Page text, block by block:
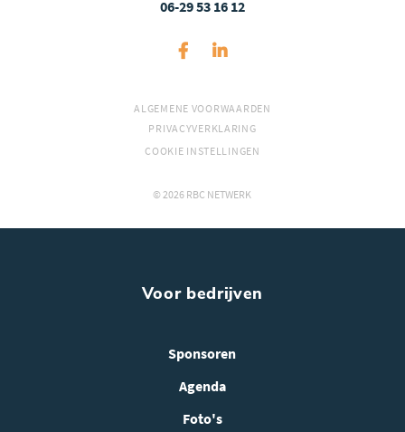
06-29 53 16 12
ALGEMENE VOORWAARDEN
PRIVACYVERKLARING
COOKIE INSTELLINGEN
© 2026 RBC NETWERK
Voor bedrijven
Sponsoren
Agenda
Foto's